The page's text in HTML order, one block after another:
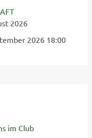
2026
2026 18:00
im Club